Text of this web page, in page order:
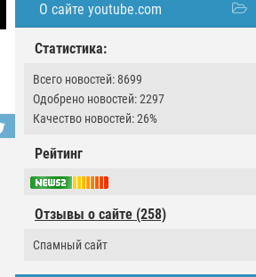
О сайте youtube.com
Статистика:
Всего новостей: 8699
Одобрено новостей: 2297
Качество новостей: 26%
Рейтинг
Отзывы о сайте (258)
Спамный сайт